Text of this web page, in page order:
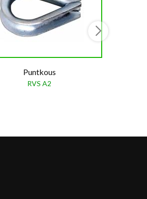
Puntkous
RVS A2